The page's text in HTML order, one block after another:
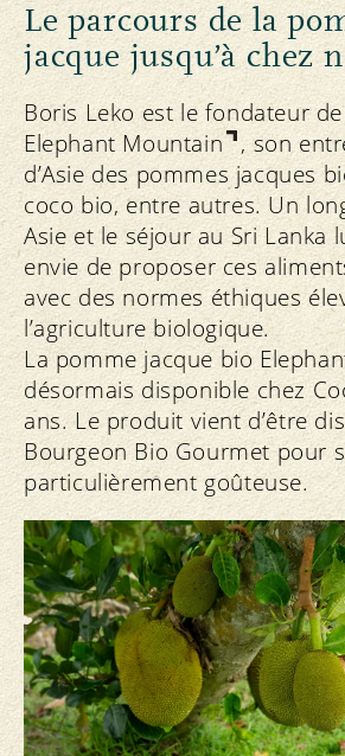
Le parcours de la
jacque jusqu’à chez
Boris Leko est le fondateur de
Elephant Mountain
, son
d’Asie des pommes jacques
coco bio, entre autres. Un
Asie et le séjour au Sri Lanka
envie de proposer ces
avec des normes éthiques
l’agriculture biologique.
La pomme jacque bio
désormais disponible chez
ans. Le produit vient d’être
Bourgeon Bio Gourmet pour
particulièrement goûteuse.